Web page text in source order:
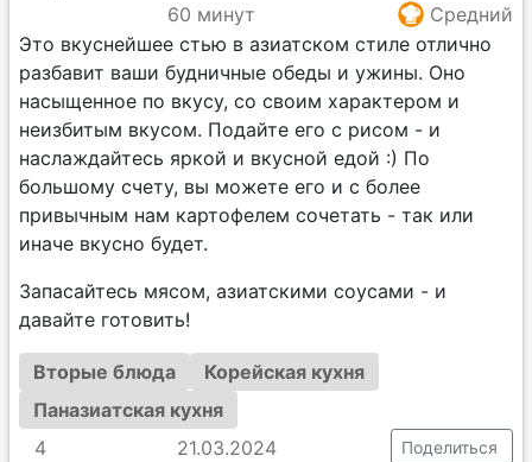
60 минут
Средний
Это вкуснейшее стью в азиатском стиле отлично
разбавит ваши будничные обеды и ужины. Оно
насыщенное по вкусу, со своим характером и
неизбитым вкусом. Подайте его с рисом - и
наслаждайтесь яркой и вкусной едой :) По
большому счету, вы можете его и с более
привычным нам картофелем сочетать - так или
иначе вкусно будет.
Запасайтесь мясом, азиатскими соусами - и
давайте готовить!
Вторые блюда
Корейская кухня
Паназиатская кухня
4
21.03.2024 Поделиться